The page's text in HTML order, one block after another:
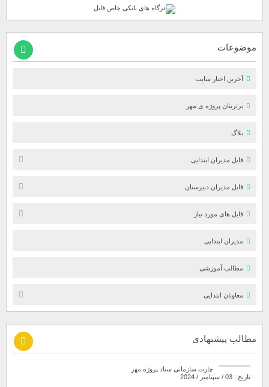
موضوعات
آخرین اخبار سایت
برترینان پروژه ی مهر
بلاگ
فایل مدیران ابتدایی
فایل مدیران دبیرستان
فایل های مورد نیاز
مدیران ابتدایی
مطالب آموزشی
معاونان ابتدایی
مطالب پیشنهادی
چارت سازمانی ستاد پروژه مهر
تاریخ : 03 / سپتامبر / 2024